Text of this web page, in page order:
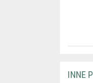
INNE